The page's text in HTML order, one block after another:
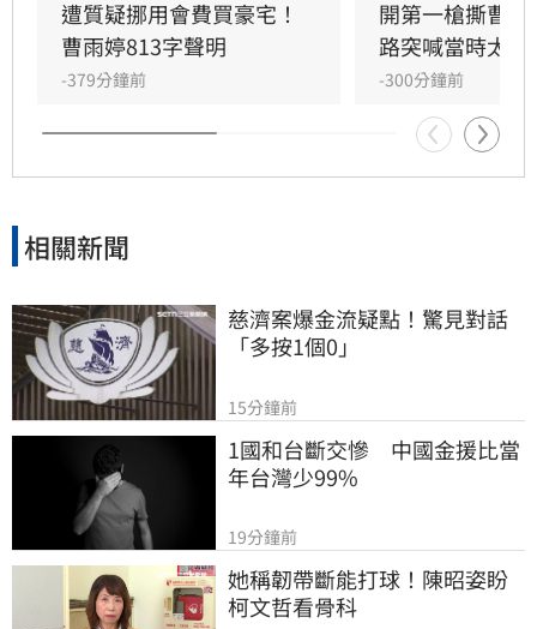
救助金，以及疫情期間協助上千件紓困補貼的實
績數據。
遭質疑挪用會費買豪宅！
曹雨婷813字聲明
-379分鐘前
開第一槍撕曹
路突喊當時太衝
-300分鐘前
相關新聞
慈濟案爆金流疑點！驚見對話
「多按1個0」
15分鐘前
1國和台斷交慘　中國金援比當
年台灣少99%
19分鐘前
她稱韌帶斷能打球！陳昭姿盼
柯文哲看骨科